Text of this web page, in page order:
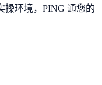
环境， PING 通您的